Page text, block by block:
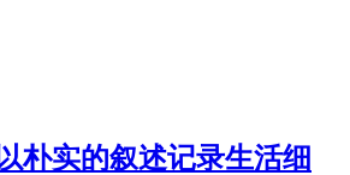
朴实的叙述记录生活细